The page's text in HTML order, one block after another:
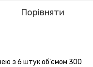
Порівняти
з 6 штук об'ємом 300